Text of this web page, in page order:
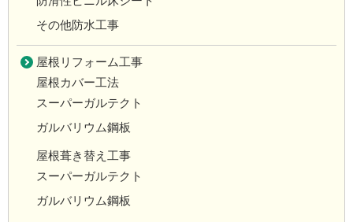
その他防水工事
屋根リフォーム工事
屋根カバー工法
スーパーガルテクト
ガルバリウム鋼板
屋根葺き替え工事
スーパーガルテクト
ガルバリウム鋼板